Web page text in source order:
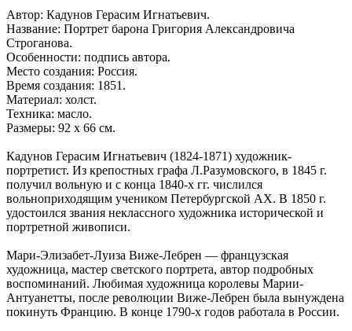
Автор: Кадунов Герасим Игнатьевич.
Название: Портрет барона Григория Александровича
Строганова.
Особенности: подпись автора.
Место создания: Россия.
Время создания: 1851.
Материал: холст.
Техника: масло.
Размеры: 92 х 66 см.
Кадунов Герасим Игнатьевич (1824-1871) художник-
портретист. Из крепостных графа Л.Разумовского, в 1845 г.
получил вольную и с конца 1840-х гг. числился
вольноприходящим учеником Петербургской АХ. В 1850 г.
удостоился звания неклассного художника исторической и
портретной живописи.
Мари-Элизабет-Луиза Виже-Лебрен — французская
художница, мастер светского портрета, автор подробных
воспоминаний. Любимая художница королевы Марии-
Антуанетты, после революции Виже-Лебрен была вынуждена
покинуть Францию. В конце 1790-х годов работала в России.